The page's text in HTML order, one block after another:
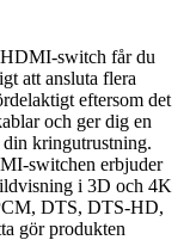
switch får du
att ansluta flera
eftersom det
och ger dig en
kringutrustning.
switchen erbjuder
i 3D och 4K
DTS, DTS-HD,
gör produkten